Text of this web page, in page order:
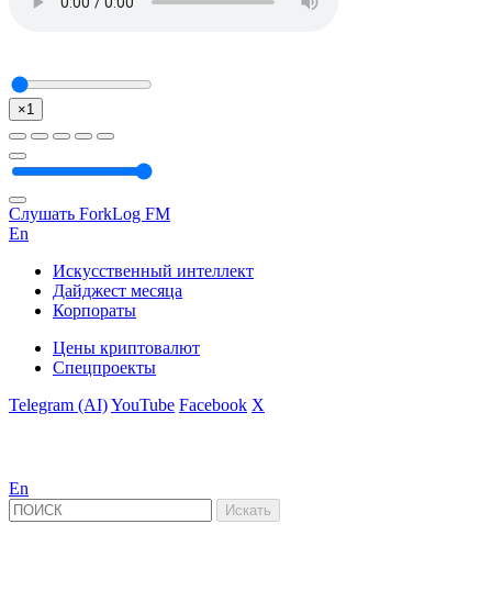
×1
Слушать ForkLog FM
En
Искусственный интеллект
Дайджест месяца
Корпораты
Цены криптовалют
Спецпроекты
Telegram (AI)YouTube Facebook X
En